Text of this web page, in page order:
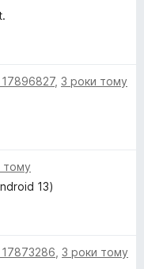
, 3 роки тому
тому
13)
3 роки тому